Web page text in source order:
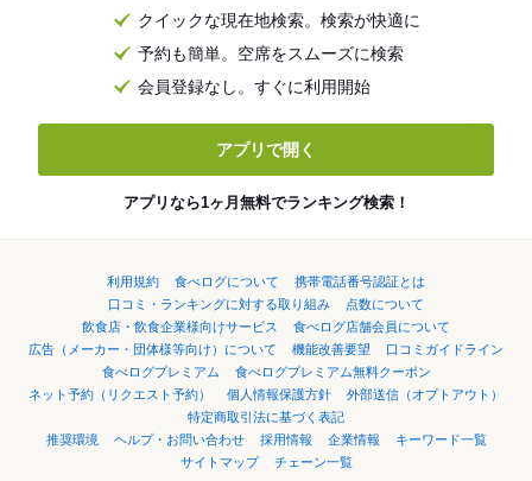
クイックな現在地検索。検索が快適に
予約も簡単。空席をスムーズに検索
会員登録なし。すぐに利用開始
アプリで開く
アプリなら1ヶ月無料でランキング検索！
利用規約 食べログについて
携帯電話番号認証とは
口コミ・ランキングに対する取り組み
点数について
飲食店・飲食企業様向けサービス
食べログ店舗会員について
広告（メーカー・団体様等向け）について
機能改善要望
口コミガイドライン
食べログプレミアム
食べログプレミアム無料クーポン
ネット予約（リクエスト予約）
個人情報保護方針
外部送信（オプトアウト）
特定商取引法に基づく表記
推奨環境
ヘルプ・お問い合わせ 採用情報 企業情報
キーワード一覧
サイトマップ
チェーン一覧